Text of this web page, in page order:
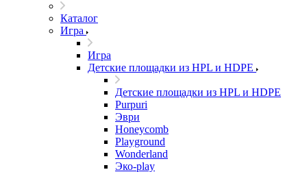
Каталог
Игра
Игра
Детские площадки из HPL и HDPE
Детские площадки из HPL и HDPE
Purpuri
Эври
Honeycomb
Playground
Wonderland
Эко-play